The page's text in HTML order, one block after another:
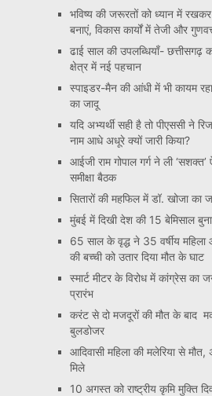
भविष्य की जरूरतों को ध्यान में रखकर
बनाएं, विकास कार्यों में तेजी और
ढाई साल की उपलब्धियाँ- छत्तीसगढ़
क्षेत्र में नई पहचान
स्पाइडर-मैन की आंधी में भी कायम रहा
का जादू
यदि अभ्यर्थी सही है तो पीएससी ने
नाम आधे अधूरे क्यों जारी किया?
आईजी राम गोपाल गर्ग ने ली
समीक्षा बैठक
सितारों की महफिल में डॉ. खोजा का
मुंबई में दिखी देश की 15 बेमिसाल
65 साल के वृद्ध ने 35 वर्षीय
की बच्ची को उतार दिया मौत के घाट
स्मार्ट मीटर के विरोध में कांग्रेस का
प्रारंभ
करंट से दो मजदूरों की मौत के बाद
बुलडोजर
आदिवासी महिला की मलेरिया से
मिले
10 अगस्त को राष्ट्रीय कृमि मुक्ति